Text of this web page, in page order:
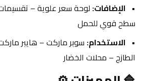
الإضافات:
سطح قوي للحمل
الاستخدام:
الطازج – محلات الخضار